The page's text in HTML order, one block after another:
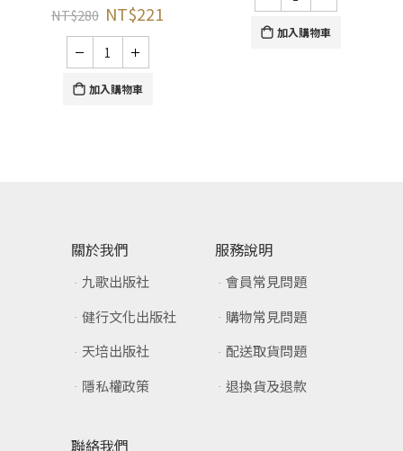
NT$280 NT$221
加入購物車
加入購物車
關於我們
九歌出版社
健行文化出版社
天培出版社
隱私權政策
服務說明
會員常見問題
購物常見問題
配送取貨問題
退換貨及退款
聯絡我們